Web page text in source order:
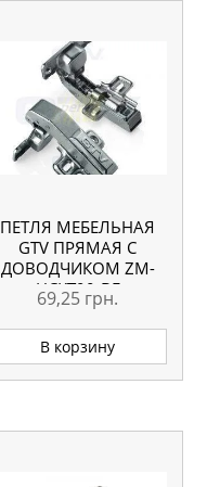
ПЕТЛЯ МЕБЕЛЬНАЯ
GTV ПРЯМАЯ С
ДОВОДЧИКОМ ZM-
HCKT90-BE
69,25 грн.
В корзину